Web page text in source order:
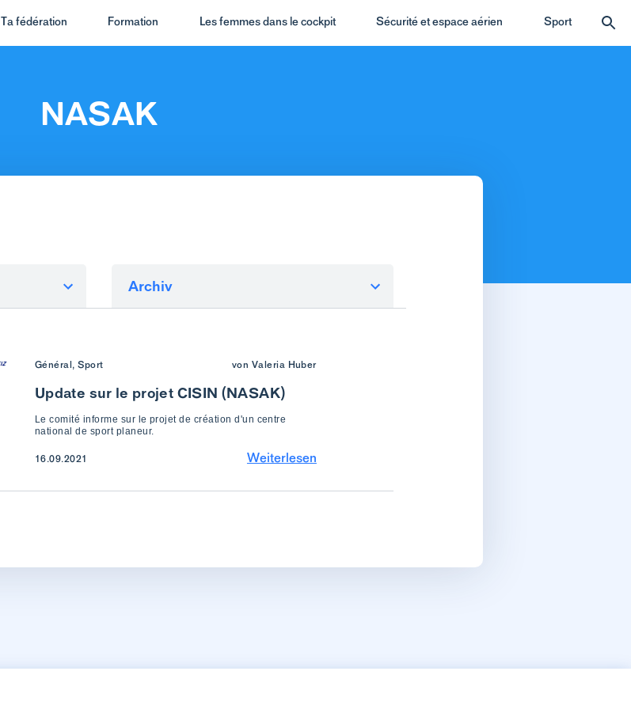
Ta fédération Formation Les femmes dans le cockpit Sécurité et espace aérien Sport
NASAK
Archiv
Général, Sport von Valeria Huber
Update sur le projet CISIN (NASAK)
Le comité informe sur le projet de création d'un centre
national de sport planeur.
16.09.2021 Weiterlesen